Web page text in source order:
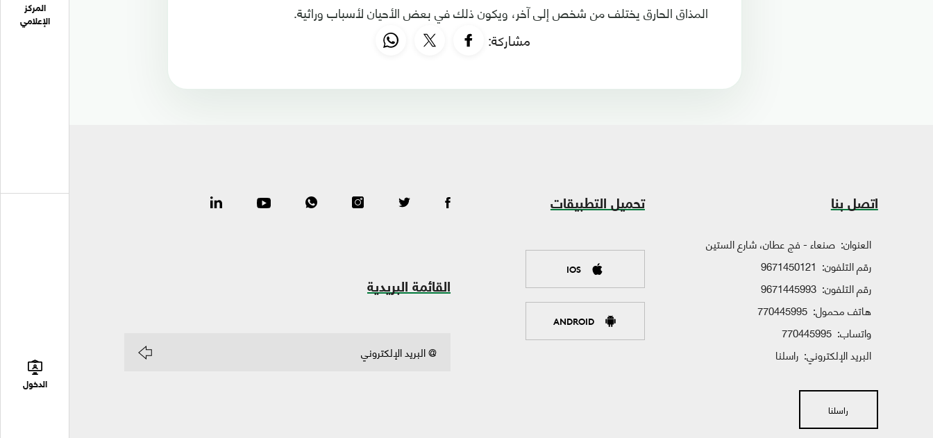
المركز
الإعلامي
الدخول
المذاق الحارق يختلف من شخص إلى آخر، ويكون ذلك في بعض الأحيان لأسباب وراثية.
مشاركة:
اتصل بنا
العنوان: صنعاء - فج عطان، شارع الستين
رقم التلفون: 9671450121
رقم التلفون: 9671445993
هاتف محمول: 770445995
واتساب: 770445995
البريد الإلكتروني: راسلنا
راسلنا
تحميل التطبيقات
IOS
ANDROID
القائمة البريدية